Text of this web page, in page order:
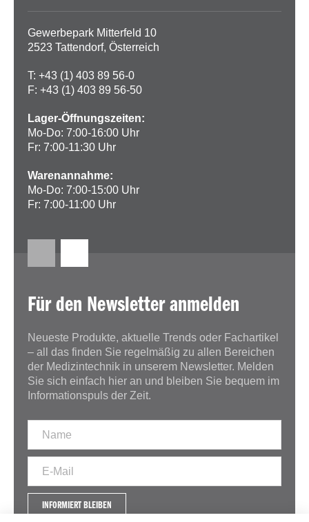
Gewerbepark Mitterfeld 10
2523 Tattendorf, Österreich
T: +43 (1) 403 89 56-0
F: +43 (1) 403 89 56-50
Lager-Öffnungszeiten:
Mo-Do: 7:00-16:00 Uhr
Fr: 7:00-11:30 Uhr
Warenannahme:
Mo-Do: 7:00-15:00 Uhr
Fr: 7:00-11:00 Uhr
Für den Newsletter anmelden
Neueste Produkte, aktuelle Trends oder Fachartikel
– all das finden Sie regelmäßig zu allen Bereichen
der Medizintechnik in unserem Newsletter. Melden
Sie sich einfach hier an und bleiben Sie bequem im
Informationspuls der Zeit.
INFORMIERT BLEIBEN